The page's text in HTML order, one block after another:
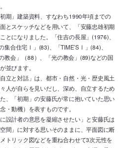
期」建築資料、すなわち1990年頃までの
とスケッチなどを用いて、「安藤忠雄初期
とになりました。「住吉の長屋」(1976)、
集合住宅Ⅰ」(83)、「TIME’SⅠ」(84)、
教会」（88）、「光の教会」(89)などの国
並びます。
立と対話」は、都市・自然・光・歴史風土
人が自らを見いだし、深め、自立するため
、「初期」の安藤氏が常に抱いていた思い
・動機）を表すものです。
設計者の意思を凝縮させたい」と安藤氏は
間」に対する思いそのままに、平面図に断
トリック図などを重ね合わせて3次元性を